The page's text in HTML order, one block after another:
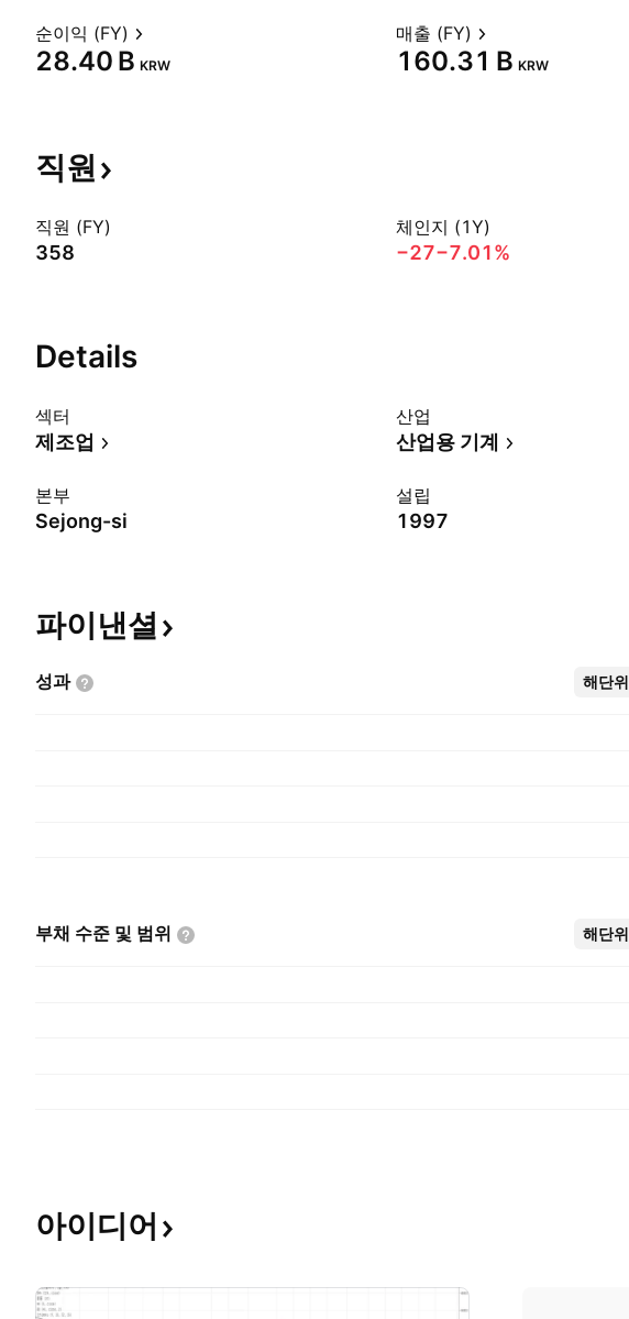
순이익 (FY)
‪28.40 B‬ KRW
매출 (FY)
‪160.31 B‬ KRW
직원
직원 (FY)
358
체인지 (1Y)
−27−7.01%
Details
섹터
제조업
산업
산업용 기계
본부
Sejong-si
설립
1997
파이낸셜
성과 해단위
더보기
부채 수준 및 범위 해단위
더보기
아이디어